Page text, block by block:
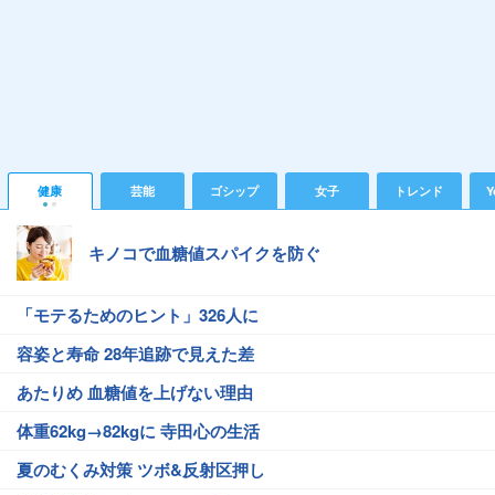
健康 芸能 ゴシップ 女子 トレンド
キノコで血糖値スパイクを防ぐ
「モテるためのヒント」326人に
容姿と寿命 28年追跡で見えた差
あたりめ 血糖値を上げない理由
体重62kg→82kgに 寺田心の生活
夏のむくみ対策 ツボ&反射区押し